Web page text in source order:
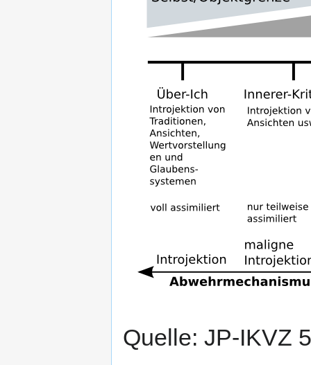
Quelle: JP-IKVZ